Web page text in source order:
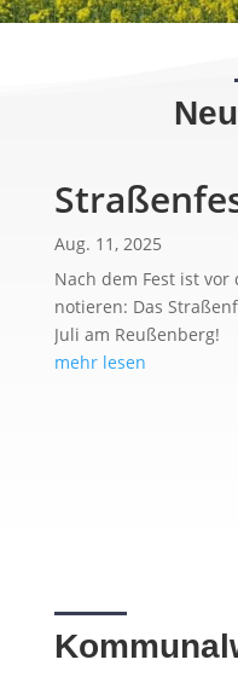
Aug. 11, 2025
Nach dem Fest ist
notieren: Das
Juli am Reußenberg!
mehr lesen